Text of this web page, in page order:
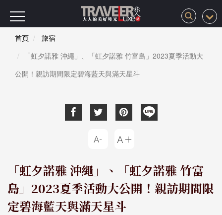
首頁
旅宿
「虹夕諾雅 沖繩」、「虹夕諾雅 竹富島」2023夏季活動大
公開！親訪期間限定碧海藍天與滿天星斗
「虹夕諾雅 沖繩」、「虹夕諾雅 竹富
島」2023夏季活動大公開！親訪期間限
定碧海藍天與滿天星斗